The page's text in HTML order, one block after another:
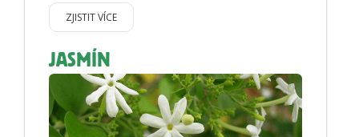
ZJISTIT VÍCE
JASMÍN